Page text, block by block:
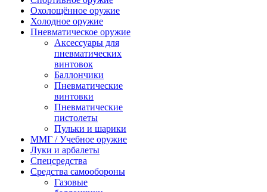
Охолощённое оружие
Холодное оружие
Пневматическое оружие
Аксессуары для
пневматических
винтовок
Баллончики
Пневматические
винтовки
Пневматические
пистолеты
Пульки и шарики
ММГ / Учебное оружие
Луки и арбалеты
Спецсредства
Средства самообороны
Газовые